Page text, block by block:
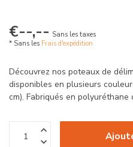
€--,-- Sans les taxes
* Sans les Frais d'expédition
Découvrez nos poteaux de
disponibles en plusieurs
cm). Fabriqués en polyuréthane